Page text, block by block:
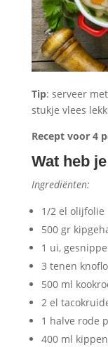
Tip: serveer
stukje vlees
Recept voor 4
Wat heb
Ingrediënten:
1/2 el olijfolie
500 gr
1 ui,
3 tenen
500 ml
2 el
1 halve rode
400 ml